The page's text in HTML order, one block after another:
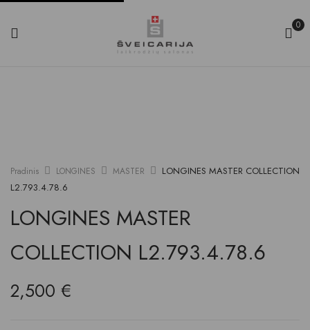
0
Pradinis LONGINES MASTER
LONGINES MASTER COLLECTION
L2.793.4.78.6
LONGINES MASTER
COLLECTION L2.793.4.78.6
2,500 €